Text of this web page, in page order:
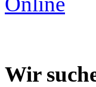
Wir